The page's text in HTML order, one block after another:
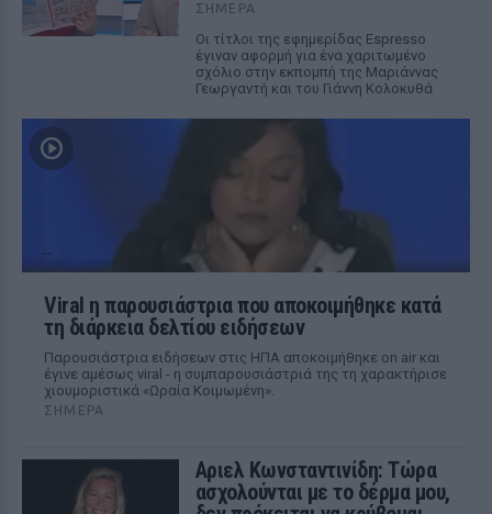
ΣΉΜΕΡΑ
Οι τίτλοι της εφημερίδας Espresso
έγιναν αφορμή για ένα χαριτωμένο
σχόλιο στην εκπομπή της Μαριάννας
Γεωργαντή και του Γιάννη Κολοκυθά
Viral η παρουσιάστρια που αποκοιμήθηκε κατά
τη διάρκεια δελτίου ειδήσεων
Παρουσιάστρια ειδήσεων στις ΗΠΑ αποκοιμήθηκε on air και
έγινε αμέσως viral - η συμπαρουσιάστριά της τη χαρακτήρισε
χιουμοριστικά «Ωραία Κοιμωμένη».
ΣΉΜΕΡΑ
Αριελ Κωνσταντινίδη: Τώρα
ασχολούνται με το δέρμα μου,